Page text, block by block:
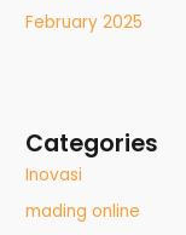
February 2025
Categories
Inovasi
mading online